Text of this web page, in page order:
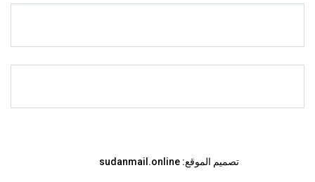
تصميم الموقع: sudanmail.online